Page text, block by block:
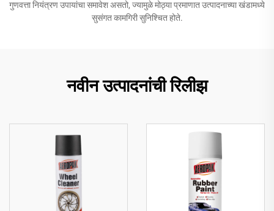
गुणवत्ता नियंत्रण उपायांचा समावेश असतो, ज्यामुळे मोठ्या प्रमाणात उत्पादनाच्या खंडामध्ये
सुसंगत कामगिरी सुनिश्चित होते.
नवीन उत्पादनांची रिलीझ